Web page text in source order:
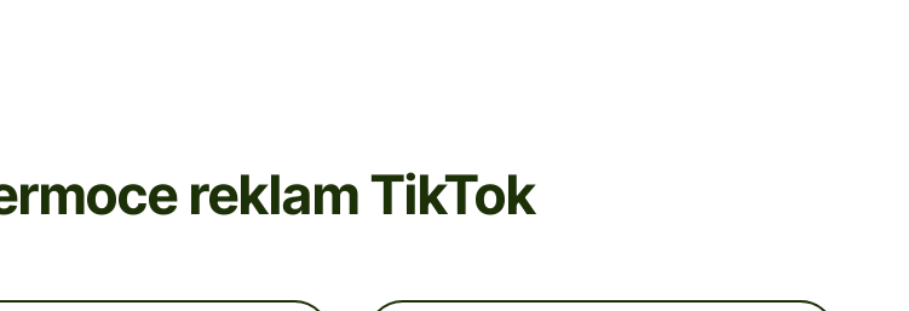
reklam TikTok